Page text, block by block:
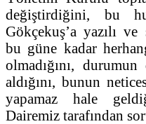
değiştirdiğini, bu
Gökçekuş’a yazılı
bu güne kadar
olmadığını,
aldığını, bunun
yapamaz hale
Dairemiz tarafından